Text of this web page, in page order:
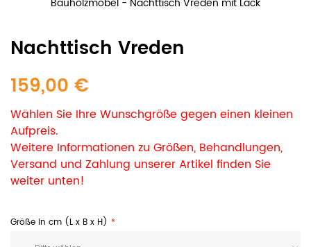
Nachttisch Vreden
159,00 €
Wählen Sie Ihre Wunschgröße gegen einen kleinen
Aufpreis.
Weitere Informationen zu Größen, Behandlungen,
Versand und Zahlung unserer Artikel finden Sie
weiter unten!
Größe in cm (L x B x H)